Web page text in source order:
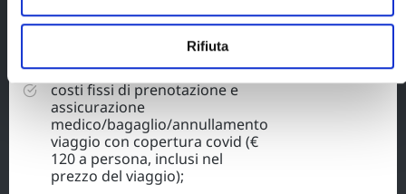
Rifiuta
Blueberry per
costi fissi di prenotazione e
assicurazione
medico/bagaglio/annullamento
viaggio con copertura covid (€
120 a persona, inclusi nel
prezzo del viaggio);